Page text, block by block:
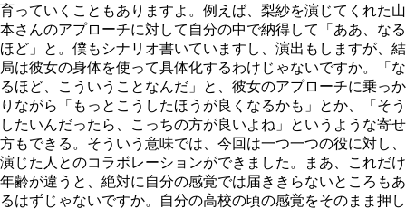
育っていくこともありますよ。例えば、梨紗を演じてくれた山
本さんのアプローチに対して自分の中で納得して「ああ、なる
ほど」と。僕もシナリオ書いていますし、演出もしますが、結
局は彼女の身体を使って具体化するわけじゃないですか。「な
るほど、こういうことなんだ」と、彼女のアプローチに乗っか
りながら「もっとこうしたほうが良くなるかも」とか、「そう
したいんだったら、こっちの方が良いよね」というような寄せ
方もできる。そういう意味では、今回は一つ一つの役に対し、
演じた人とのコラボレーションができました。まあ、これだけ
年齢が違うと、絶対に自分の感覚では届ききらないところもあ
るはずじゃないですか。自分の高校の頃の感覚をそのまま押し